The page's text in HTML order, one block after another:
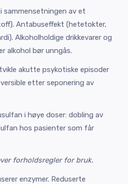
sammensetningen av et
Antabuseffekt (hetetokter,
Alkoholholdige drikkevarer og
alkohol bør unngås.
akutte psykotiske episoder
etter seponering av
i høye doser: dobling av
hos pasienter som får
forholdsregler for bruk.
enzymer. Reduserte